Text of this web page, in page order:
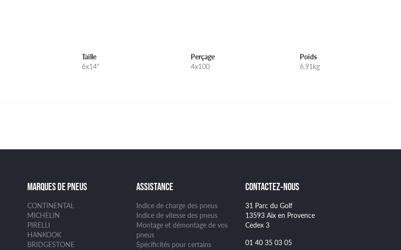
Taille
6x14"
Perçage
4x100
Poids
6.91kg
MARQUES DE PNEUS
CONTINENTAL
MICHELIN
PIRELLI
HANKOOK
BRIDGESTONE
ASSISTANCE
Indice de charge des pneus
Indice de vitesse des pneus
Montage et démontage de vos
pneus
Spécificités pour certains
CONTACTEZ-NOUS
31 Parc du Golf
13593 Aix en Provence
Cedex 3
01 40 35 03 05